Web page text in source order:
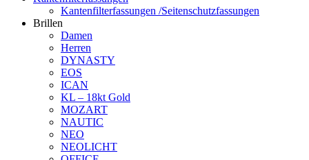
Kantenfilterfassungen /Seitenschutzfassungen
Brillen
Damen
Herren
DYNASTY
EOS
ICAN
KL – 18kt Gold
MOZART
NAUTIC
NEO
NEOLICHT